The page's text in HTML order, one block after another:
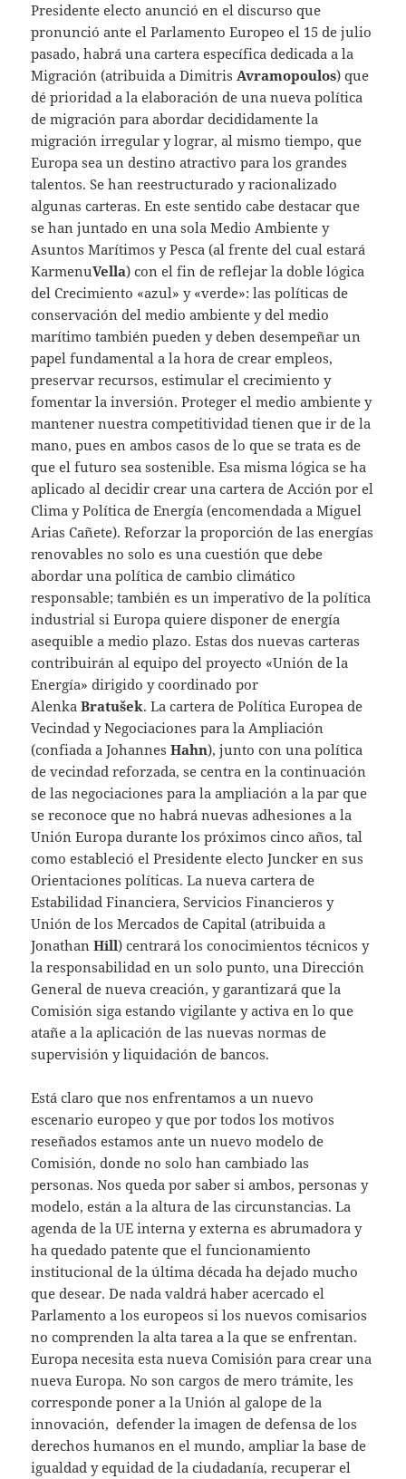
Presidente electo anunció en el discurso que
pronunció ante el Parlamento Europeo el 15 de julio
pasado, habrá una cartera específica dedicada a la
Migración (atribuida a DimitrisAvramopoulos) que
dé prioridad a la elaboración de una nueva política
de migración para abordar decididamente la
migración irregular y lograr, al mismo tiempo, que
Europa sea un destino atractivo para los grandes
talentos. Se han reestructurado y racionalizado
algunas carteras. En este sentido cabe destacar que
se han juntado en una sola Medio Ambiente y
Asuntos Marítimos y Pesca (al frente del cual estará
KarmenuVella) con el fin de reflejar la doble lógica
del Crecimiento «azul» y «verde»: las políticas de
conservación del medio ambiente y del medio
marítimo también pueden y deben desempeñar un
papel fundamental a la hora de crear empleos,
preservar recursos, estimular el crecimiento y
fomentar la inversión. Proteger el medio ambiente y
mantener nuestra competitividad tienen que ir de la
mano, pues en ambos casos de lo que se trata es de
que el futuro sea sostenible. Esa misma lógica se ha
aplicado al decidir crear una cartera de Acción por el
Clima y Política de Energía (encomendada a Miguel
Arias Cañete). Reforzar la proporción de las energías
renovables no solo es una cuestión que debe
abordar una política de cambio climático
responsable; también es un imperativo de la política
industrial si Europa quiere disponer de energía
asequible a medio plazo. Estas dos nuevas carteras
contribuirán al equipo del proyecto «Unión de la
Energía» dirigido y coordinado por
AlenkaBratušek. La cartera de Política Europea de
Vecindad y Negociaciones para la Ampliación
(confiada a JohannesHahn), junto con una política
de vecindad reforzada, se centra en la continuación
de las negociaciones para la ampliación a la par que
se reconoce que no habrá nuevas adhesiones a la
Unión Europa durante los próximos cinco años, tal
como estableció el Presidente electo Juncker en sus
Orientaciones políticas. La nueva cartera de
Estabilidad Financiera, Servicios Financieros y
Unión de los Mercados de Capital (atribuida a
JonathanHill) centrará los conocimientos técnicos y
la responsabilidad en un solo punto, una Dirección
General de nueva creación, y garantizará que la
Comisión siga estando vigilante y activa en lo que
atañe a la aplicación de las nuevas normas de
supervisión y liquidación de bancos.
Está claro que nos enfrentamos a un nuevo
escenario europeo y que por todos los motivos
reseñados estamos ante un nuevo modelo de
Comisión, donde no solo han cambiado las
personas. Nos queda por saber si ambos, personas y
modelo, están a la altura de las circunstancias. La
agenda de la UE interna y externa es abrumadora y
ha quedado patente que el funcionamiento
institucional de la última década ha dejado mucho
que desear. De nada valdrá haber acercado el
Parlamento a los europeos si los nuevos comisarios
no comprenden la alta tarea a la que se enfrentan.
Europa necesita esta nueva Comisión para crear una
nueva Europa. No son cargos de mero trámite, les
corresponde poner a la Unión al galope de la
innovación, defender la imagen de defensa de los
derechos humanos en el mundo, ampliar la base de
igualdad y equidad de la ciudadanía, recuperar el